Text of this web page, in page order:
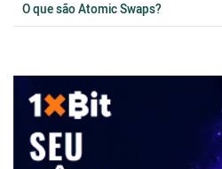
O que são Atomic Swaps?